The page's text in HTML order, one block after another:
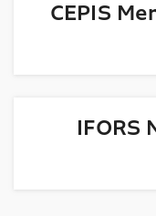
CEPIS
IFORS